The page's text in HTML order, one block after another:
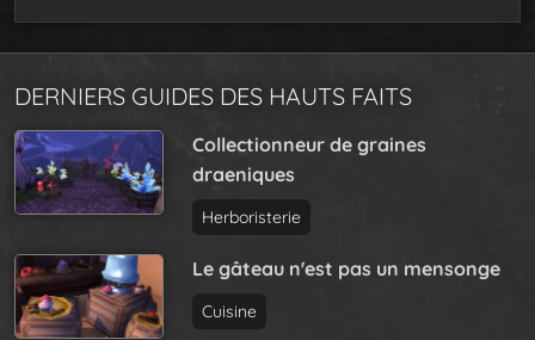
DERNIERS GUIDES DES HAUTS FAITS
Collectionneur de graines
draeniques
Herboristerie
Le gâteau n'est pas un mensonge
Cuisine